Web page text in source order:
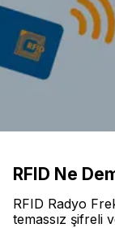
RFID Ne
RFID Radyo
temassız şifreli